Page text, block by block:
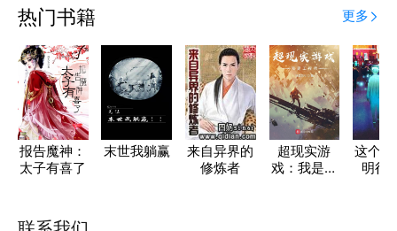
热门书籍 更多
报告魔神：
太子有喜了
末世我躺赢
来自异界的
修炼者
超现实游
戏：我是工
这个
明很